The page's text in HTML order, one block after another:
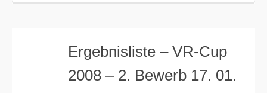
Ergebnisliste – VR-Cup
2008 – 2. Bewerb 17. 01.